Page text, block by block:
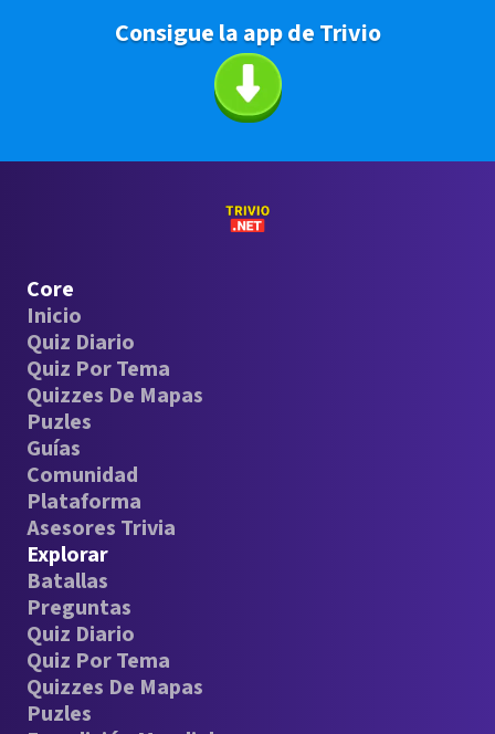
Consigue la app de Trivio
Core
Inicio
Quiz Diario
Quiz Por Tema
Quizzes De Mapas
Puzles
Guías
Comunidad
Plataforma
Asesores Trivia
Explorar
Batallas
Preguntas
Quiz Diario
Quiz Por Tema
Quizzes De Mapas
Puzles